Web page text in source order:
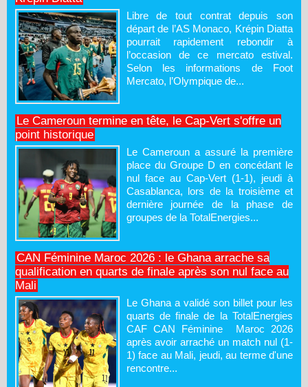
Libre de tout contrat depuis son
départ de l’AS Monaco, Krépin Diatta
pourrait rapidement rebondir à
l’occasion de ce mercato estival.
Selon les informations de Foot
Mercato, l’Olympique de...
Le Cameroun termine en tête, le Cap-Vert s'offre un
point historique
Le Cameroun a assuré la première
place du Groupe D en concédant le
nul face au Cap-Vert (1-1), jeudi à
Casablanca, lors de la troisième et
dernière journée de la phase de
groupes de la TotalEnergies...
CAN Féminine Maroc 2026 : le Ghana arrache sa
qualification en quarts de finale après son nul face au
Mali
Le Ghana a validé son billet pour les
quarts de finale de la TotalEnergies
CAF CAN Féminine Maroc 2026
après avoir arraché un match nul (1-
1) face au Mali, jeudi, au terme d'une
rencontre...